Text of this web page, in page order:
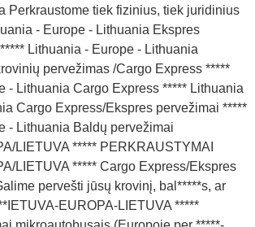
Perkraustome tiek fizinius, tiek juridinius
- Europe - Lithuania Ekspres
Lithuania - Europe - Lithuania
pervežimas /Cargo Express *****
- Lithuania Cargo Express ***** Lithuania
Cargo Express/Ekspres pervežimai *****
- Lithuania Baldų pervežimai
LIETUVA ***** PERKRAUSTYMAI
LIETUVA ***** Cargo Express/Ekspres
pervešti jūsų krovinį, bal*****s, ar
EUROPA-LIETUVA *****